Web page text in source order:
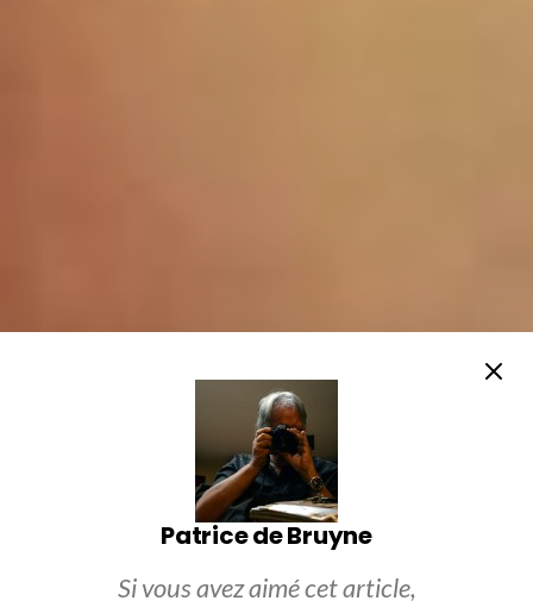
Patrice de Bruyne
Si vous avez aimé cet article,